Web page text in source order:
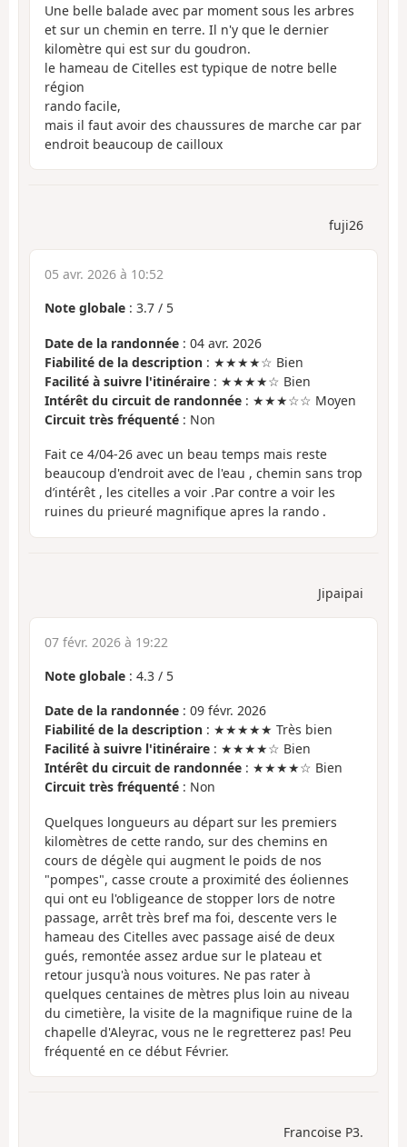
Une belle balade avec par moment sous les arbres
et sur un chemin en terre. Il n'y que le dernier
kilomètre qui est sur du goudron.
le hameau de Citelles est typique de notre belle
région
rando facile,
mais il faut avoir des chaussures de marche car par
endroit beaucoup de cailloux
fuji26
05 avr. 2026 à 10:52
Note globale : 3.7 / 5
Date de la randonnée : 04 avr. 2026
Fiabilité de la description : ★★★★☆ Bien
Facilité à suivre l'itinéraire : ★★★★☆ Bien
Intérêt du circuit de randonnée : ★★★☆☆ Moyen
Circuit très fréquenté : Non
Fait ce 4/04-26 avec un beau temps mais reste
beaucoup d'endroit avec de l'eau , chemin sans trop
d’intérêt , les citelles a voir .Par contre a voir les
ruines du prieuré magnifique apres la rando .
Jipaipai
07 févr. 2026 à 19:22
Note globale : 4.3 / 5
Date de la randonnée : 09 févr. 2026
Fiabilité de la description : ★★★★★ Très bien
Facilité à suivre l'itinéraire : ★★★★☆ Bien
Intérêt du circuit de randonnée : ★★★★☆ Bien
Circuit très fréquenté : Non
Quelques longueurs au départ sur les premiers
kilomètres de cette rando, sur des chemins en
cours de dégèle qui augment le poids de nos
"pompes", casse croute a proximité des éoliennes
qui ont eu l'obligeance de stopper lors de notre
passage, arrêt très bref ma foi, descente vers le
hameau des Citelles avec passage aisé de deux
gués, remontée assez ardue sur le plateau et
retour jusqu'à nous voitures. Ne pas rater à
quelques centaines de mètres plus loin au niveau
du cimetière, la visite de la magnifique ruine de la
chapelle d'Aleyrac, vous ne le regretterez pas! Peu
fréquenté en ce début Février.
Francoise P3.